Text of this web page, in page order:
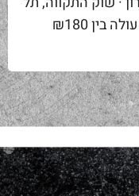
אביב קילו אנטרקוט אצלנו בקצביה עולה בין ₪180